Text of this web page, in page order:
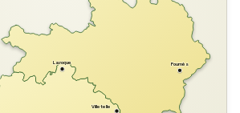
Laroque Fournès
Villetelle